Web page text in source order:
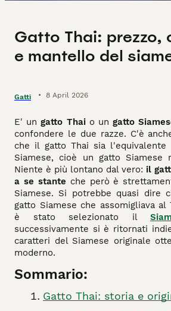
Gatto Thai: prezzo,
e mantello del
Gatti • 8 April 2026
E' ungatto Thaio ungatto
confondere le due razze. C'è
che il gatto Thai sia l'equivalente
Siamese, cioè un gatto Siamese
Niente è più lontano dal vero: il
a se stante che però è
Siamese. Si potrebbe quasi dire
gatto Siamese che assomigliava al
è stato selezionato il
successivamente si è ritornati
caratteri del Siamese originale
moderno.
Sommario:
Gatto Thai: storia e